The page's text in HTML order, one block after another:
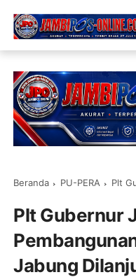
Beranda PU-PERA Plt
Plt Gubernur
Jabung